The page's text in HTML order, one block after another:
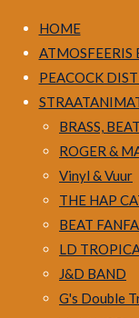
HOME
ATMOSFEERIS
PEACOCK
BRASS,
ROGER &
Vinyl & Vuur
THE HAP
BEAT
LD
J&D BAND
G's Double